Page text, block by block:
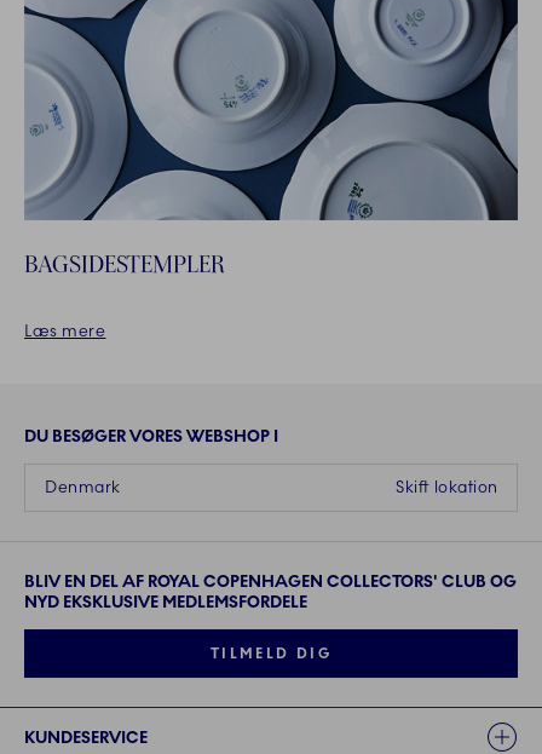
BAGSIDESTEMPLER
Læs mere
DU BESØGER VORES WEBSHOP I
Skift lokation
Denmark
BLIV EN DEL AF ROYAL COPENHAGEN COLLECTORS' CLUB OG
NYD EKSKLUSIVE MEDLEMSFORDELE
TILMELD DIG
KUNDESERVICE